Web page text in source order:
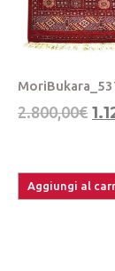
2.800,00€
Aggiungi al